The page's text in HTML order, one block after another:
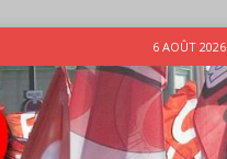
6 AOÛT 2026